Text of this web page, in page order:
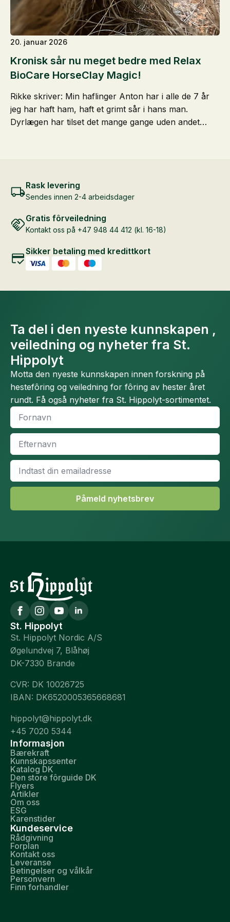
Kronisk sår nu meget bedre med Relax
BioCare HorseClay Magic!
20. januar 2026
Rikke skriver: Min haflinger Anton har i alle de 7 år
jeg har haft ham, haft et grimt sår i hans man.
Dyrlægen har tilset det mange gange uden andet…
Rask levering
Sendes innen 2-4 arbeidsdager
Gratis fôrveiledning
Kontakt oss på +47 948 44 412 (kl. 16-18)
Sikker betaling med kredittkort
Ta del i den nyeste kunnskapen ,
veiledning og nyheter fra St.
Hippolyt
Motta den nyeste kunnskapen innen forskning på
hestefôring og veiledning for fôring av hester året
rundt. Få også nyheter fra St. Hippolyt-sortimentet.
Fornavn
Efternavn
Email
Påmeld nyhetsbrev
St. Hippolyt
St. Hippolyt Nordic A/S
Øgelundvej 7, Blåhøj
DK-7330 Brande
CVR: DK 10026725
IBAN: DK6520005365668681
hippolyt@hippolyt.dk
+45 7020 5344
Informasjon
Bærekraft
Kunnskapssenter
Katalog DK
Den store fôrguide DK
Flyers
Artikler
Om oss
ESG
Karenstider
Kundeservice
Rådgivning
Forplan
Kontakt oss
Leveranse
Betingelser og vålkår
Personvern
Finn forhandler